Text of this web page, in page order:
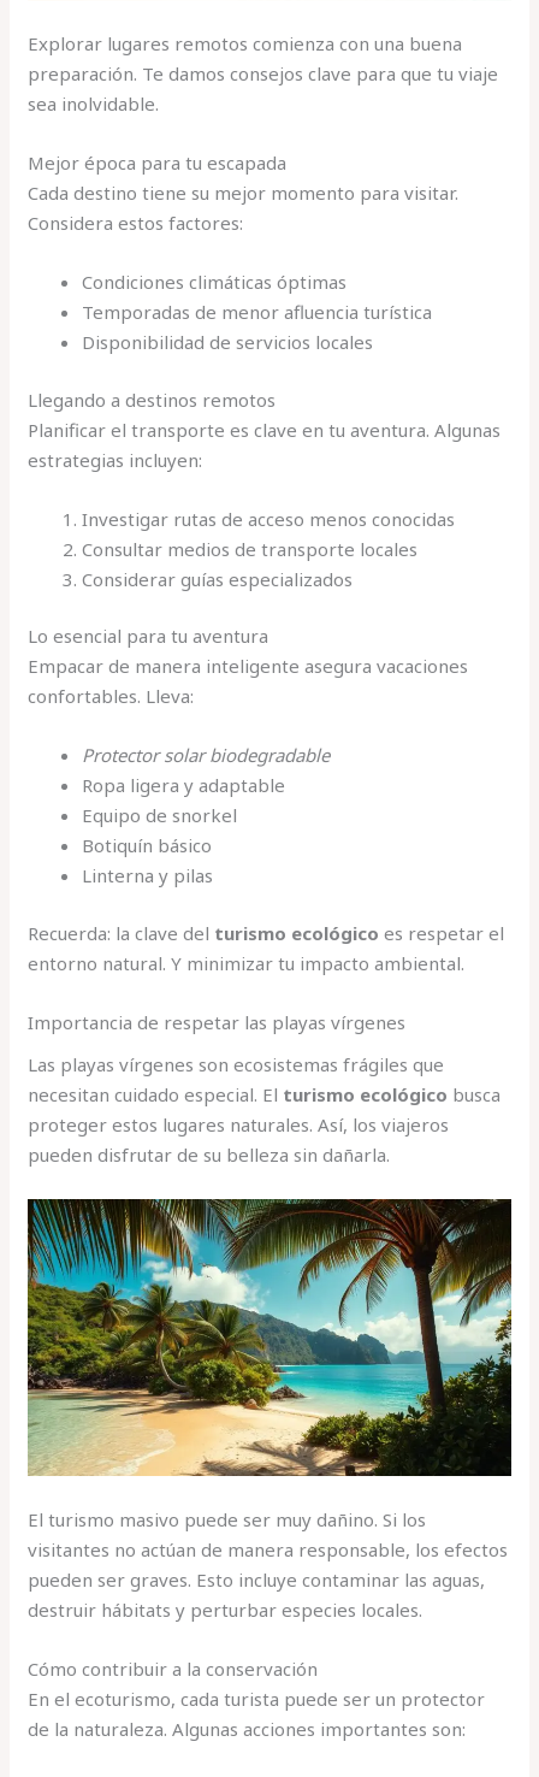
Explorar lugares remotos comienza con una buena
preparación. Te damos consejos clave para que tu viaje
sea inolvidable.
Mejor época para tu escapada
Cada destino tiene su mejor momento para visitar.
Considera estos factores:
Condiciones climáticas óptimas
Temporadas de menor afluencia turística
Disponibilidad de servicios locales
Llegando a destinos remotos
Planificar el transporte es clave en tu aventura. Algunas
estrategias incluyen:
Investigar rutas de acceso menos conocidas
Consultar medios de transporte locales
Considerar guías especializados
Lo esencial para tu aventura
Empacar de manera inteligente asegura vacaciones
confortables. Lleva:
Protector solar biodegradable
Ropa ligera y adaptable
Equipo de snorkel
Botiquín básico
Linterna y pilas
Recuerda: la clave del turismo ecológico es respetar el
entorno natural. Y minimizar tu impacto ambiental.
Importancia de respetar las playas vírgenes
Las playas vírgenes son ecosistemas frágiles que
necesitan cuidado especial. El turismo ecológico busca
proteger estos lugares naturales. Así, los viajeros
pueden disfrutar de su belleza sin dañarla.
El turismo masivo puede ser muy dañino. Si los
visitantes no actúan de manera responsable, los efectos
pueden ser graves. Esto incluye contaminar las aguas,
destruir hábitats y perturbar especies locales.
Cómo contribuir a la conservación
En el ecoturismo, cada turista puede ser un protector
de la naturaleza. Algunas acciones importantes son: